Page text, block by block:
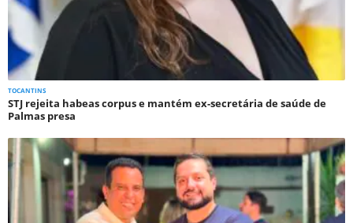
TOCANTINS
STJ rejeita habeas corpus e mantém ex-secretária de saúde de
Palmas presa